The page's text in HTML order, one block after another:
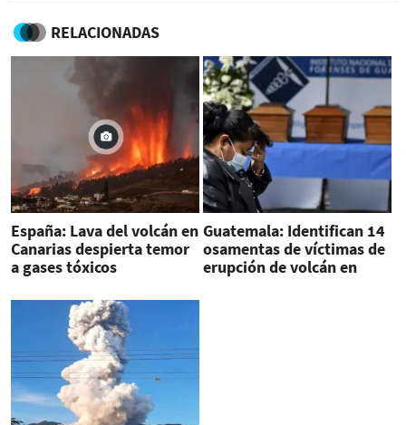
RELACIONADAS
España: Lava del volcán en
Canarias despierta temor
a gases tóxicos
Guatemala: Identifican 14
osamentas de víctimas de
erupción de volcán en